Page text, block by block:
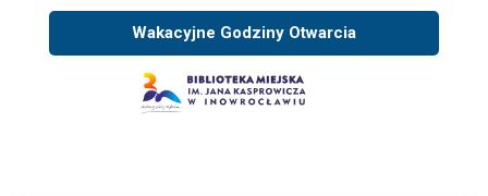
Wakacyjne Godziny Otwarcia